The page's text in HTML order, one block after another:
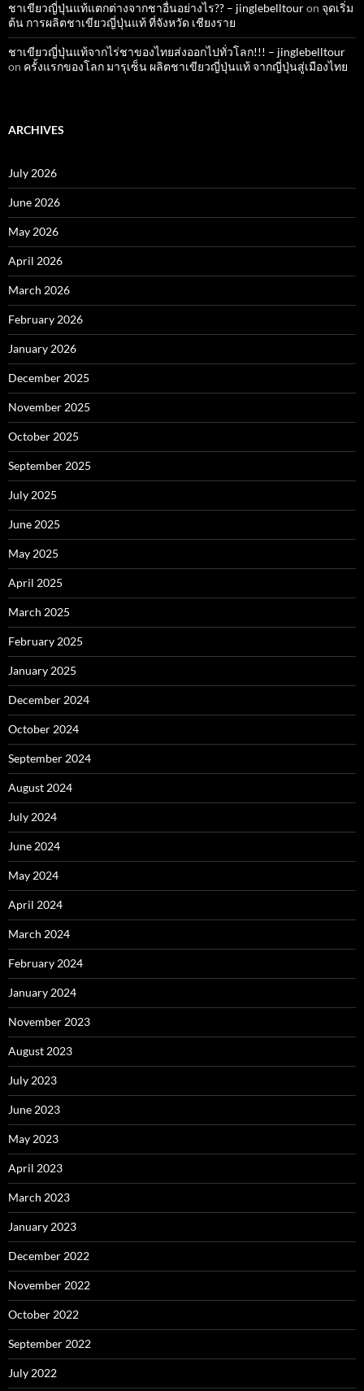
ชาเขียวญี่ปุ่นแท้แตกต่างจากชาอื่นอย่างไร?? – jinglebelltouron จุดเริ่ม
ต้น การผลิตชาเขียวญี่ปุ่นแท้ ที่จังหวัด เชียงราย
ชาเขียวญี่ปุ่นแท้จากไร่ชาของไทยส่งออกไปทั่วโลก!!! – jinglebelltour
on ครั้งแรกของโลก มารุเซ็น ผลิตชาเขียวญี่ปุ่นแท้ จากญี่ปุ่นสู่เมืองไทย
ARCHIVES
July 2026
June 2026
May 2026
April 2026
March 2026
February 2026
January 2026
December 2025
November 2025
October 2025
September 2025
July 2025
June 2025
May 2025
April 2025
March 2025
February 2025
January 2025
December 2024
October 2024
September 2024
August 2024
July 2024
June 2024
May 2024
April 2024
March 2024
February 2024
January 2024
November 2023
August 2023
July 2023
June 2023
May 2023
April 2023
March 2023
January 2023
December 2022
November 2022
October 2022
September 2022
July 2022